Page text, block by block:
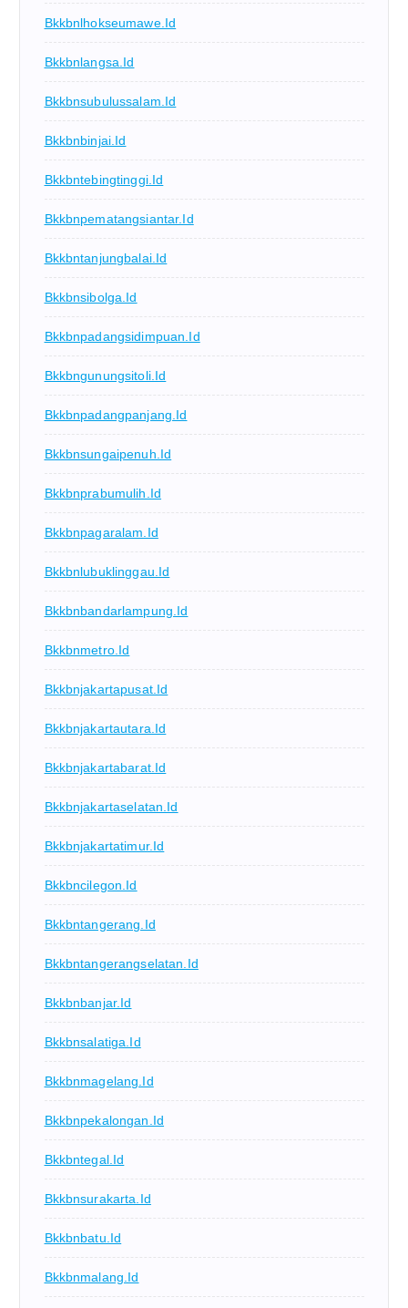
Bkkbnlhokseumawe.id
Bkkbnlangsa.id
Bkkbnsubulussalam.id
Bkkbnbinjai.id
Bkkbntebingtinggi.id
Bkkbnpematangsiantar.id
Bkkbntanjungbalai.id
Bkkbnsibolga.id
Bkkbnpadangsidimpuan.id
Bkkbngunungsitoli.id
Bkkbnpadangpanjang.id
Bkkbnsungaipenuh.id
Bkkbnprabumulih.id
Bkkbnpagaralam.id
Bkkbnlubuklinggau.id
Bkkbnbandarlampung.id
Bkkbnmetro.id
Bkkbnjakartapusat.id
Bkkbnjakartautara.id
Bkkbnjakartabarat.id
Bkkbnjakartaselatan.id
Bkkbnjakartatimur.id
Bkkbncilegon.id
Bkkbntangerang.id
Bkkbntangerangselatan.id
Bkkbnbanjar.id
Bkkbnsalatiga.id
Bkkbnmagelang.id
Bkkbnpekalongan.id
Bkkbntegal.id
Bkkbnsurakarta.id
Bkkbnbatu.id
Bkkbnmalang.id